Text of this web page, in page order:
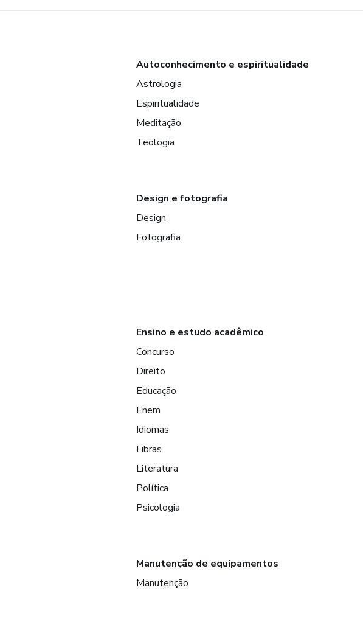
Autoconhecimento e espiritualidade
Astrologia
Espiritualidade
Meditação
Teologia
Design e fotografia
Design
Fotografia
Ensino e estudo acadêmico
Concurso
Direito
Educação
Enem
Idiomas
Libras
Literatura
Política
Psicologia
Manutenção de equipamentos
Manutenção